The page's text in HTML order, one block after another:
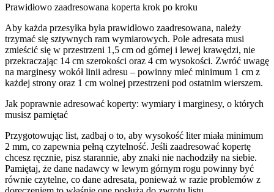
Prawidłowo zaadresowana koperta krok po kroku
Aby każda przesyłka była prawidłowo zaadresowana, należy
trzymać się sztywnych ram wymiarowych. Pole adresata musi
zmieścić się w przestrzeni 1,5 cm od górnej i lewej krawędzi, nie
przekraczając 14 cm szerokości oraz 4 cm wysokości. Zwróć uwagę
na marginesy wokół linii adresu – powinny mieć minimum 1 cm z
każdej strony oraz 1 cm wolnej przestrzeni pod ostatnim wierszem.
Jak poprawnie adresować koperty: wymiary i marginesy, o których
musisz pamiętać
Przygotowując list, zadbaj o to, aby wysokość liter miała minimum
2 mm, co zapewnia pełną czytelność. Jeśli zaadresować kopertę
chcesz ręcznie, pisz starannie, aby znaki nie nachodziły na siebie.
Pamiętaj, że dane nadawcy w lewym górnym rogu powinny być
równie czytelne, co dane adresata, ponieważ w razie problemów z